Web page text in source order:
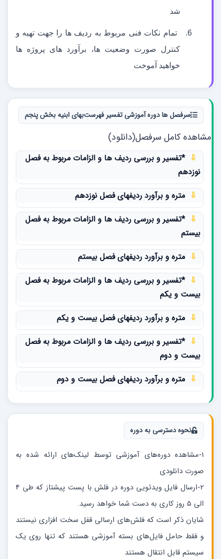
شد
تمام نکات فنی مربوط به ردیف ها را جهت تهیه و
کنترل صورت وضعیت ها، برآورد های پروژه ها
خواهید آموخت
سرفصل ها دوره آموزشی تفسیر فهرست‌بهای ابنیه بخش پنجم
مشاهده کامل سرفصل(دانلود)
*تفسیر و بررسی ردیف ها و الزامات مربوط به فصل
نوزدهم
متره و برآورد ردیفهای فصل نوزدهم
*تفسیر و بررسی ردیف ها و الزامات مربوط به فصل
بیستم
متره و برآورد ردیفهای فصل بیستم
*تفسیر و بررسی ردیف ها و الزامات مربوط به فصل
بیست و یکم
متره و برآورد ردیفهای فصل بیست و یکم
*تفسیر و بررسی ردیف ها و الزامات مربوط به فصل
بیست و دوم
متره و برآورد ردیفهای فصل بیست و دوم
نحوه دسترسی به دوره
1-مشاهده دوره‌های آموزشی توسط لینک‌های ارائه شده به
صورت دانلودی
2-ارسال فایل ویدئویی دوره در فلش با پست پیشتاز که طی 4
الی 5 روز کاری به دست شما خواهد رسید.
شایان ذکر است که فلش‌های ارسالی قفل سخت افزاری نیستند
و فقط حامل فایل‌های بسته آموزشی هستند که تنها روی یک
سیستم قابل انتقال هستند